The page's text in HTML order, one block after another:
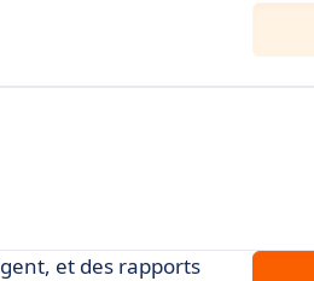
et des rapports